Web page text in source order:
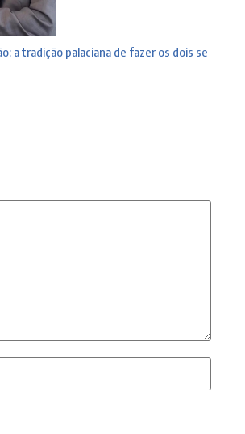
a tradição palaciana de fazer os dois se